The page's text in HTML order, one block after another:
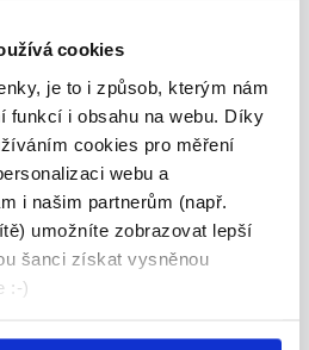
cookies
je to i způsob, kterým nám
funkcí i obsahu na webu. Díky
cookies pro měření
webu a
i našim partnerům (např.
umožníte zobrazovat lepší
šanci získat vysněnou
:-)
montujete,
(M)
měs.